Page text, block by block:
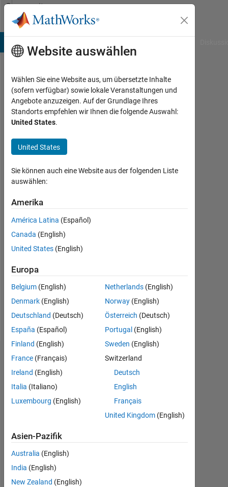
Weiter zum Inhalt
Community
Profile
Matthew
Hunt
Last
etwa
3
Jahre
Aktiv
seit
2018
0
Following:
0
Follow
Dashboard
Statistik
MATLAB Answers
BEITRÄGE L
5
6
Website auswählen
Wählen Sie eine Website aus, um übersetzte Inhalte
(sofern verfügbar) sowie lokale Veranstaltungen und
Angebote anzuzeigen. Auf der Grundlage Ihres
Standorts empfehlen wir Ihnen die folgende Auswahl:
United States.
United States
Sie können auch eine Website aus der folgenden Liste
auswählen:
Amerika
América Latina (Español)
Canada (English)
United States (English)
Europa
Belgium (English)
Denmark (English)
Deutschland (Deutsch)
España (Español)
Finland (English)
France (Français)
Ireland (English)
Italia (Italiano)
Luxembourg (English)
Netherlands (English)
Norway (English)
Österreich (Deutsch)
Portugal (English)
Sweden (English)
Switzerland
Deutsch
English
Français
United Kingdom (English)
Asien-Pazifik
Australia (English)
India (English)
New Zealand (English)